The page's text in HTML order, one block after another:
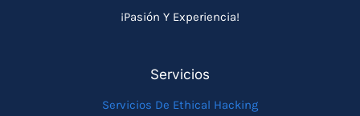
¡Pasión Y Experiencia!
Servicios
Servicios De Ethical Hacking